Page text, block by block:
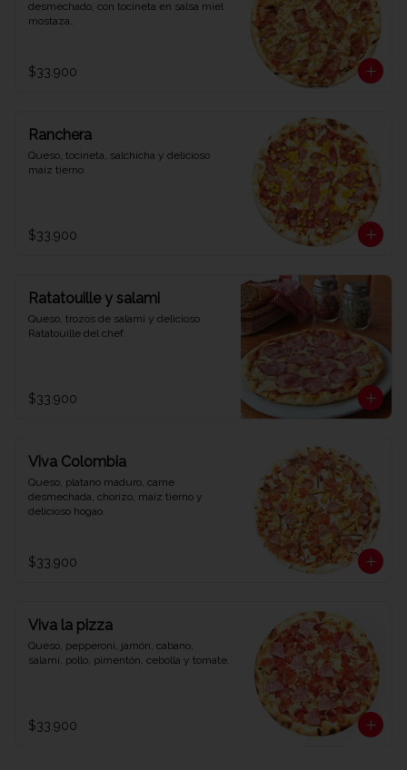
desmechado, con tocineta en salsa miel
mostaza..
$33.900
Ranchera
Queso, tocineta, salchicha y delicioso
maíz tierno.
$33.900
Ratatouille y salami
Queso, trozos de salamí y delicioso
Ratatouille del chef.
$33.900
Viva Colombia
Queso, platano maduro, carne
desmechada, chorizo, maíz tierno y
delicioso hogao.
$33.900
Viva la pizza
Queso, pepperoni, jamón, cabano,
salamí, pollo, pimentón, cebolla y tomate.
$33.900